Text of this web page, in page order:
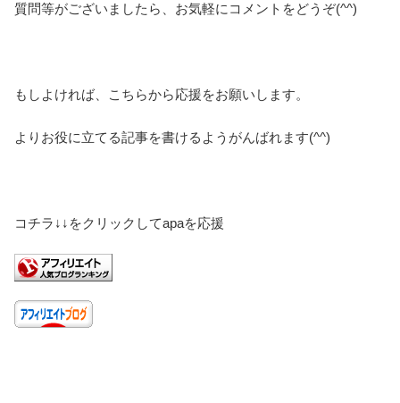
質問等がございましたら、お気軽にコメントをどうぞ(^^)
もしよければ、こちらから応援をお願いします。
よりお役に立てる記事を書けるようがんばれます(^^)
コチラ↓↓をクリックしてapaを応援